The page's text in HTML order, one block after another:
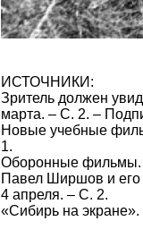
ИСТОЧНИКИ:
Зритель должен
марта. – С. 2. –
Новые учебные
1.
Оборонные фильмы.
Павел Ширшов и его
4 апреля. – С. 2.
«Сибирь на